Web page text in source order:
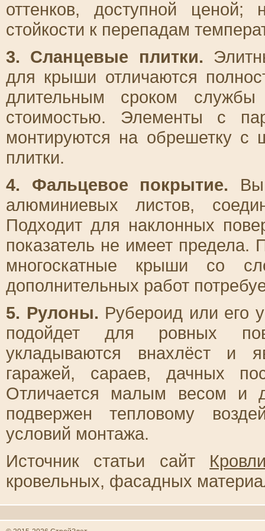
оттенков, доступной ценой;
стойкости к перепадам
3. Сланцевые плитки.
для крыши отличаются
длительным сроком
стоимостью. Элементы с
монтируются на обрешетку с
плитки.
4. Фальцевое покрытие.
алюминиевых листов,
Подходит для наклонных
показатель не имеет
многоскатные крыши со
дополнительных работ
5. Рулоны. Рубероид или его
подойдет для ровных
укладываются внахлёст и
гаражей, сараев, дачных
Отличается малым весом и
подвержен тепловому
условий монтажа.
Источник статьи сайт
кровельных, фасадных